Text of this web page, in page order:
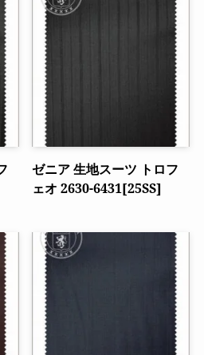
ゼニア 生地スーツ トロフ
ェオ 2630-6431[25SS]